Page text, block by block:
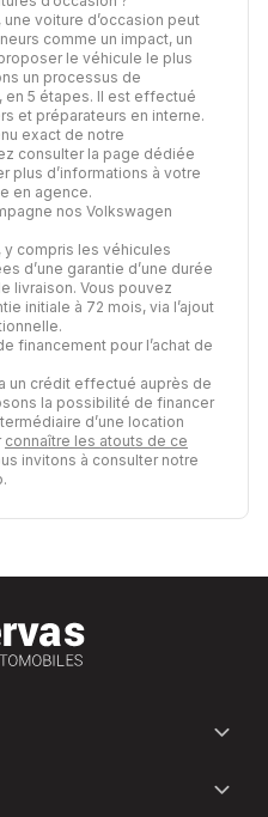
voiture d’occasion peut
comme un impact, un
le véhicule le plus
un processus de
, en 5 étapes. Il est effectué
et préparateurs en interne.
exact de notre
consulter la page dédiée
plus d’informations à votre
en agence.
nos Volkswagen
y compris les véhicules
d’une garantie d’une durée
livraison. Vous pouvez
initiale à 72 mois, via l’ajout
financement pour l’achat de
un crédit effectué auprès de
la possibilité de financer
d’une location
connaître les atouts de ce
invitons à consulter notre